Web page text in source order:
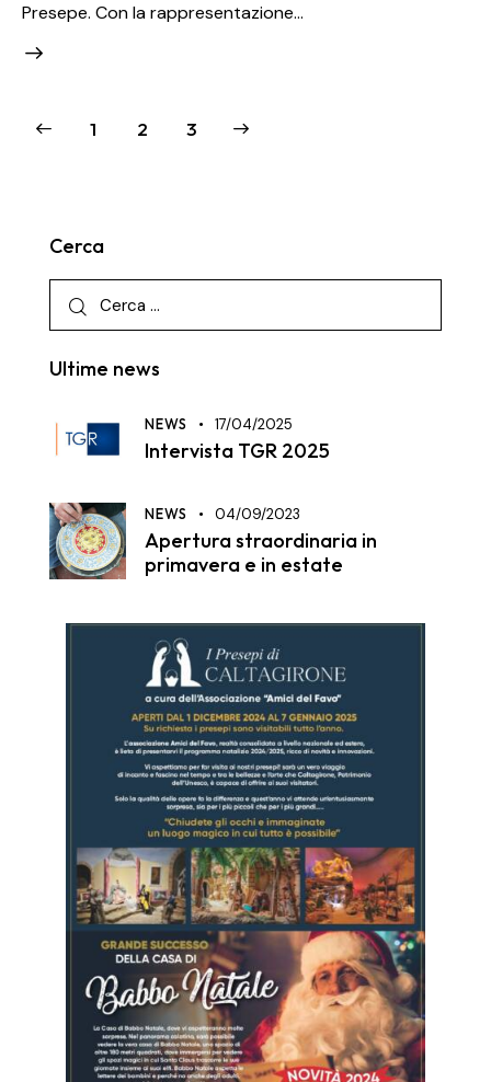
Presepe. Con la rappresentazione…
1 2 3
Cerca
Ultime news
NEWS 17/04/2025
Intervista TGR 2025
NEWS 04/09/2023
Apertura straordinaria in
primavera e in estate